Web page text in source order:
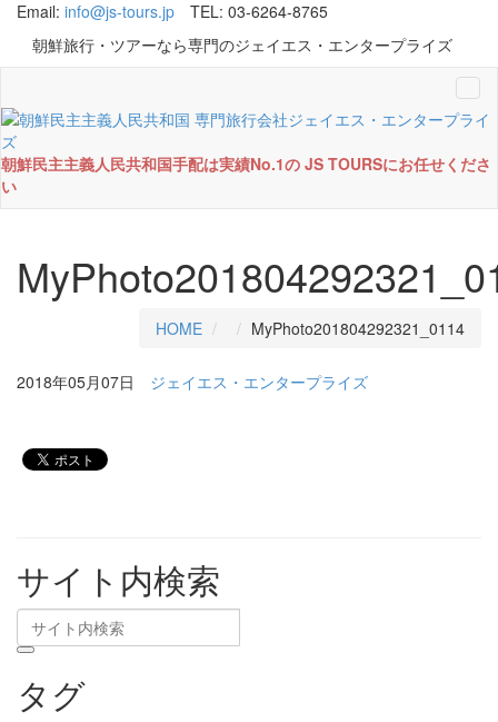
Email: info@js-tours.jp
TEL: 03-6264-8765
朝鮮旅行・ツアーなら専門のジェイエス・エンタープライズ
朝鮮民主主義人民共和国手配は実績No.1の JS TOURSにお任せくださ
い
HOME MyPhoto201804292321_0114
2018年05月07日 ジェイエス・エンタープライズ
サイト内検索
タグ